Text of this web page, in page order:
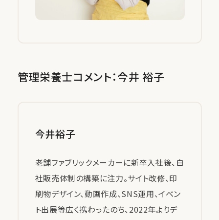
管理栄養士コメント：今井 裕子
今井裕子
老舗ファブリックメーカーに新卒入社後、自
社販売体制の構築に注力。サイト改修、印
刷物デザイン、動画作成、SNS運用、イベン
ト出展等広く携わったのち、2022年よりデ